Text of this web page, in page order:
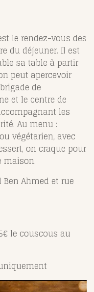
le rendez-vous des
du déjeuner. Il est
sa table à partir
peut apercevoir
de
et le centre de
les
Au menu :
végétarien, avec
on craque pour
maison.
Ahmed et rue
le couscous au